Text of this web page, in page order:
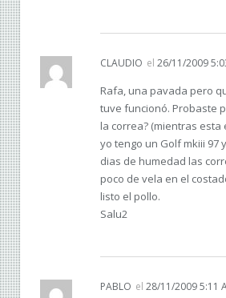
CLAUDIO el 26/11/2009
Rafa, una pavada pero
tuve funcionó. Probaste
la correa? (mientras esta
yo tengo un Golf mkiii 97
dias de humedad las
poco de vela en el
listo el pollo.
Salu2
PABLO el 28/11/2009 5:11